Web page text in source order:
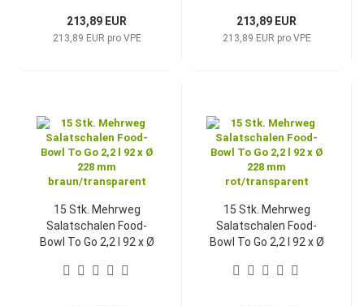
213,89 EUR
213,89 EUR pro VPE
213,89 EUR
213,89 EUR pro VPE
15 Stk. Mehrweg
Salatschalen Food-
Bowl To Go 2,2 l 92 x Ø
braun/transparent
15 Stk. Mehrweg
Salatschalen Food-
Bowl To Go 2,2 l 92 x Ø
rot/transparent